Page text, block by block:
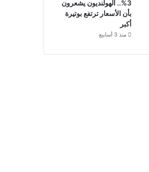
3%.. الهولنديون يشعرون
بأن الأسعار ترتفع بوتيرة
أكبر
منذ 3 أسابيع